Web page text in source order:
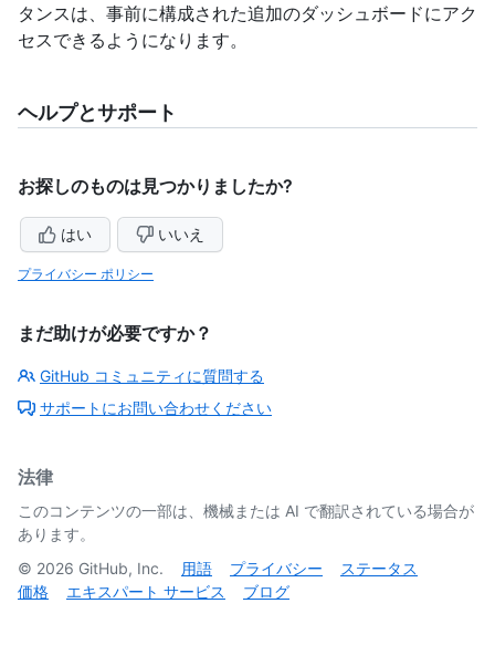
タンスは、事前に構成された追加のダッシュボードにアク
セスできるようになります。
ヘルプとサポート
お探しのものは見つかりましたか?
はい いいえ
プライバシー ポリシー
まだ助けが必要ですか？
GitHub コミュニティに質問する
サポートにお問い合わせください
法律
このコンテンツの一部は、機械または AI で翻訳されている場合が
あります。
© 2026 GitHub, Inc. 用語 プライバシー
ステータス
価格
エキスパート サービス ブログ